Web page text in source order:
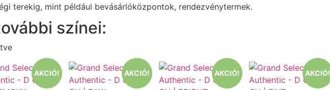
terekig, mint például bevásárlóközpontok, rendezvénytermek.
színei:
AKCIÓ! AKCIÓ! AKCIÓ! AKCIÓ!